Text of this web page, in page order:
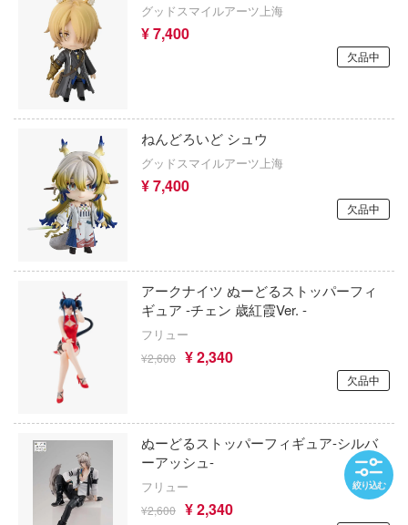
グッドスマイルアーツ上海
¥ 7,400
欠品中
ねんどろいど シュウ
グッドスマイルアーツ上海
¥ 7,400
欠品中
アークナイツ ぬーどるストッパーフィ
ギュア -チェン 歳紅霞Ver. -
フリュー
¥2,600 ¥ 2,340
欠品中
ぬーどるストッパーフィギュア-シルバ
ーアッシュ-
フリュー
¥2,600 ¥ 2,340
幼稚園WARS
ラブライブ！
らんま1/2
らき☆すた
陸上自衛隊07式戦車 なっちん
リコリス・リコイル
Re：ゼロから始める異世界生活
リバース：1999
リラックマ 絞り込む
教材社
ュ・ルージュ
マイルカンパニー
オス